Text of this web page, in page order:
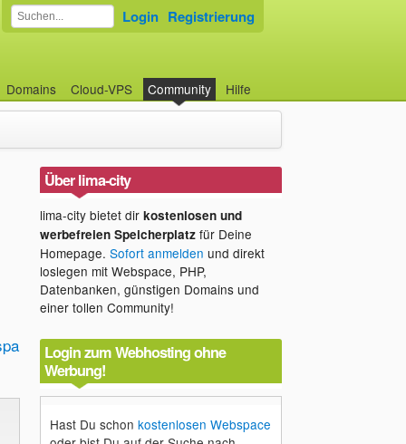
Domains Cloud-VPS Community Hilfe
Login Registrierung
Über lima-city
lima-city bietet dir kostenlosen und
werbefreien Speicherplatzfür Deine
Homepage. Sofort anmelden und direkt
loslegen mit Webspace, PHP,
Datenbanken, günstigen Domains und
einer tollen Community!
Login zum Webhosting ohne
Werbung!
Hast Du schon kostenlosen Webspace